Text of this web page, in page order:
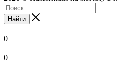
Найти
0
0